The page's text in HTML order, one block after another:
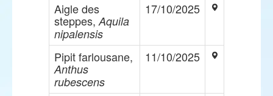
Aigle des
steppes, Aquila
nipalensis
17/10/2025
Pipit farlousane,
Anthus
rubescens
11/10/2025